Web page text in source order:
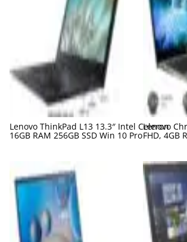
Lenovo ThinkPad L13 13.3″ Intel Celeron
16GB RAM 256GB SSD Win 10 Pro
Lenovo
FHD, 4GB